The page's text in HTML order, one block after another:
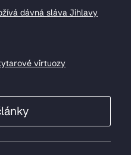
dávná sláva Jihlavy
virtuozy